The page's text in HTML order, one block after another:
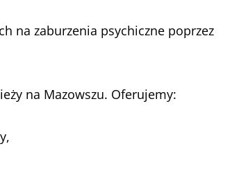
na zaburzenia psychiczne poprzez
na Mazowszu. Oferujemy: